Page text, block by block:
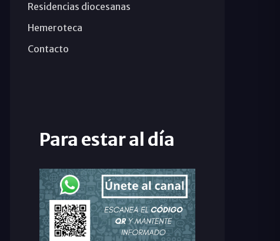
Residencias diocesanas
Hemeroteca
Contacto
Para estar al día